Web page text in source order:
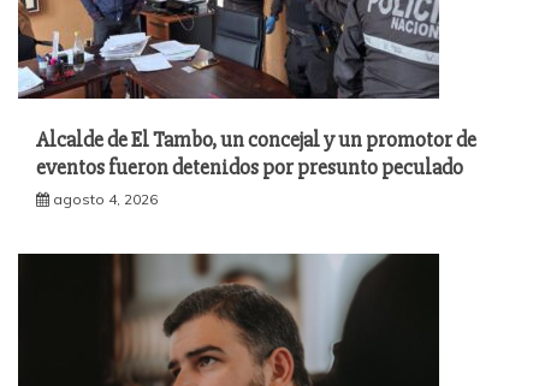
Alcalde de El Tambo, un concejal y un promotor de
eventos fueron detenidos por presunto peculado
agosto 4, 2026